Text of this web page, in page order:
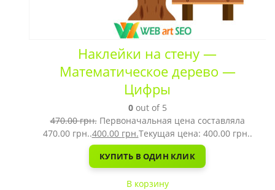
Наклейки на стену —
Математическое дерево —
Цифры
0out of 5
470.00грн. Первоначальная цена составляла
470.00 грн..400.00 грн.Текущая цена: 400.00 грн..
КУПИТЬ В ОДИН КЛИК
В корзину